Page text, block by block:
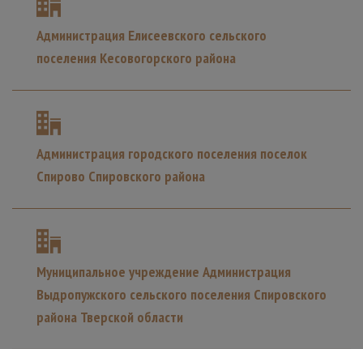
Администрация Елисеевского сельского
поселения Кесовогорского района
Администрация городского поселения поселок
Спирово Спировского района
Муниципальное учреждение Администрация
Выдропужского сельского поселения Спировского
района Тверской области